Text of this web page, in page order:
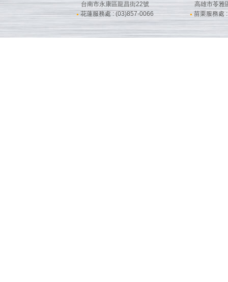
台南市永康區龍昌街22號
高雄市苓雅
●花蓮服務處 : (03)857-0066 ● 苗栗服務處